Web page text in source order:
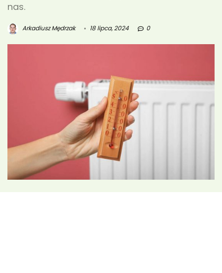
nas.
Arkadiusz Mędrzak 18 lipca, 2024 0